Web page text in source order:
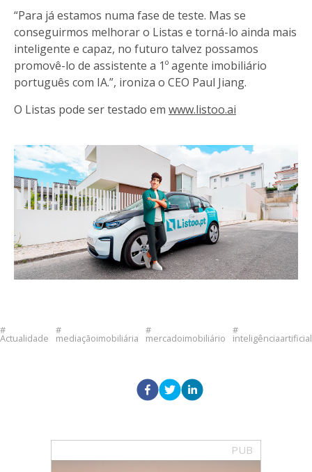
“Para já estamos numa fase de teste. Mas se
conseguirmos melhorar o Listas e torná-lo ainda mais
inteligente e capaz, no futuro talvez possamos
promovê-lo de assistente a 1º agente imobiliário
português com IA.”, ironiza o CEO Paul Jiang.
O Listas pode ser testado em www.listoo.ai
Actualidade mediaçãoimobiliária mercadoimobiliário inteligênciaartificial
PUB